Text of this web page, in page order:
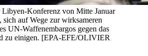
Libyen-Konferenz von Mitte Januar
sich auf Wege zur wirksameren
UN-Waffenembargos gegen das
zu einigen. [EPA-EFE/OLIVIER